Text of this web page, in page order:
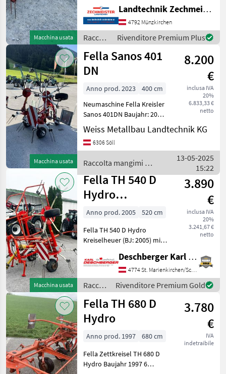
Macchina usata
dell'angolo di spargimento
Raccolta mangimi
Voltafieno
Landtechnik Zechmeister GmbH & Co KG
4792 Münzkirchen
Raccolta
mangimi
/ Fella
Rivenditore Premium Plus
Macchina usata
Fella Sanos 401
DN
8.200
€
inclusa IVA
20%
6.833,33 €
netto
Anno prod. 2023
400 cm
Neumaschine Fella Kreisler
Sanos 401DN Baujahr: 2032
Arbeitsbreite: 4, 00m Anbau
für Normaltraktoren KAT I
und II Kreiselheuer mit 4
Zinkenarme
Weiss Metallbau Landtechnik KG
6306 Söll
Raccolta mangimi /
Fella
13-05-2025
15:22
Macchina usata
Fella TH 540 D
Hydro
Kreiselheuer
3.890
€
inclusa IVA
20%
3.241,67 €
netto
Anno prod. 2005
520 cm
Fella TH 540 D Hydro
Kreiselheuer (BJ: 2005) mit
mit je 6 Zinkenarmen, hydr,
Grenzstreueinrichtung
mechanisch, Abstells
Deschberger Karl Landtechnik GesmbH & Co KG
4774 St. Marienkirchen/Schärding
Raccolta
mangimi
/ Fella
Rivenditore Premium Gold
Fella TH 680 D
Hydro
3.780
€
IVA
indetraibile
Anno prod. 1997
680 cm
Fella Zettkreisel TH 680 D
Hydro Baujahr 1997 6